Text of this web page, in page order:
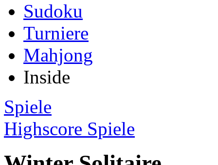
Sudoku
Turniere
Mahjong
Inside
Spiele
Highscore Spiele